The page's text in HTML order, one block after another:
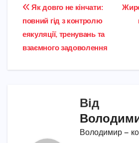
Навігація
записів
Як довго не кінчати:
повний гід з контролю
еякуляції, тренувань та
взаємного задоволення
Від
Володимир —